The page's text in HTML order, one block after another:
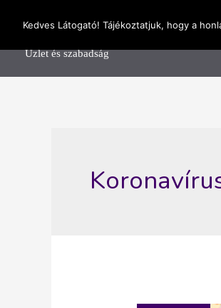
content
OnlineSeedsMan
Üzlet és szabadság
Kedves Látogató! Tájékoztatjuk, hogy a